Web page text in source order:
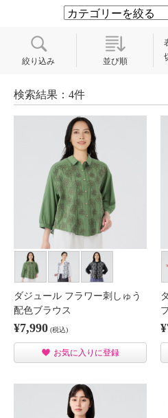
絞り込み 並び順
検索結果：4件
ダジュール フラワー刺しゅう
配色ブラウス
¥7,990 (税込)
お気に入りに登録